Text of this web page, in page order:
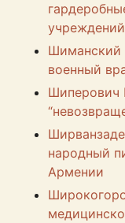
учреждений
Шиманский
военный
Шиперович
народный
Армении